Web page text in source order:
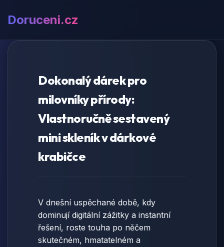
Doruceni.cz
Dokonalý dárek pro
milovníky přírody:
Vlastnoručně sestavený
mini skleník v dárkové
krabičce
V dnešní uspěchané době, kdy
dominují digitální zážitky a instantní
řešení, roste touha po něčem
skutečném, hmatatelném a